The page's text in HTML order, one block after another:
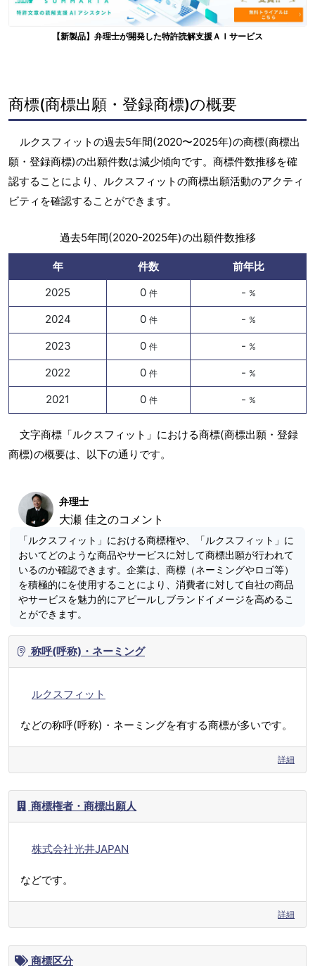
【新製品】弁理士が開発した特許読解支援ＡＩサービス
商標(商標出願・登録商標)の概要
ルクスフィットの過去5年間(2020〜2025年)の商標(商標出
願・登録商標)の出願件数は減少傾向です。商標件数推移を確
認することにより、ルクスフィットの商標出願活動のアクティ
ビティを確認することができます。
過去5年間(2020-2025年)の出願件数推移
年 件数
前年比
2025
0 件 - %
2024 0 件 - %
2023 0 件 - %
2022 0 件 - %
2021 0 件 - %
文字商標「ルクスフィット」における商標(商標出願・登録
商標)の概要は、以下の通りです。
弁理士
大瀬 佳之のコメント
「ルクスフィット」における商標権や、「ルクスフィット」に
おいてどのような商品やサービスに対して商標出願が行われて
いるのか確認できます。企業は、商標（ネーミングやロゴ等）
を積極的にを使用することにより、消費者に対して自社の商品
やサービスを魅力的にアピールしブランドイメージを高めるこ
とができます。
称呼(呼称)・ネーミング
ルクスフィット
などの称呼(呼称)・ネーミングを有する商標が多いです。
詳細
商標権者・商標出願人
株式会社光井JAPAN
などです。
詳細
商標区分